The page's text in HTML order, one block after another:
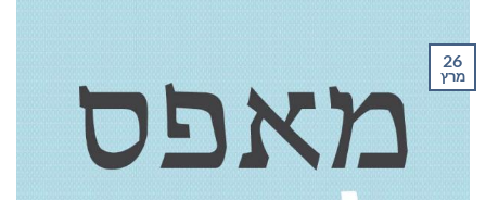
26
מרץ